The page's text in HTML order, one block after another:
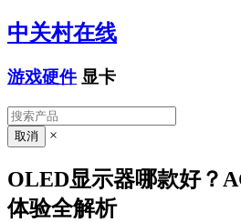
中关村在线
游戏硬件 显卡
×
OLED显示器哪款好？
体验全解析